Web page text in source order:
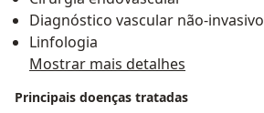
Diagnóstico vascular não-invasivo
Linfologia
Mostrar mais detalhes
Principais doenças tratadas